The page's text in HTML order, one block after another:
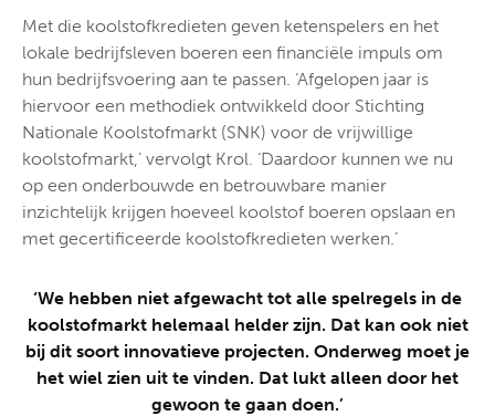
Met die koolstofkredieten geven ketenspelers en het
lokale bedrijfsleven boeren een financiële impuls om
hun bedrijfsvoering aan te passen. ‘Afgelopen jaar is
hiervoor een methodiek ontwikkeld door Stichting
Nationale Koolstofmarkt (SNK) voor de vrijwillige
koolstofmarkt,’ vervolgt Krol. ‘Daardoor kunnen we nu
op een onderbouwde en betrouwbare manier
inzichtelijk krijgen hoeveel koolstof boeren opslaan en
met gecertificeerde koolstofkredieten werken.’
‘We hebben niet afgewacht tot alle spelregels in de
koolstofmarkt helemaal helder zijn. Dat kan ook niet
bij dit soort innovatieve projecten. Onderweg moet je
het wiel zien uit te vinden. Dat lukt alleen door het
gewoon te gaan doen.’